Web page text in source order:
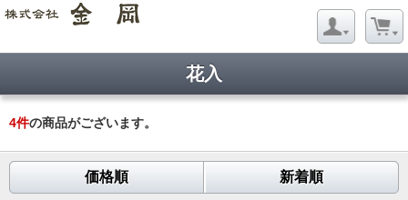
花入
4件の商品がございます。
価格順 新着順